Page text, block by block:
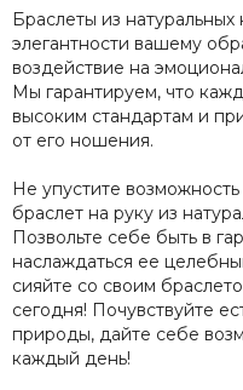
Браслеты из
элегантности вашему
воздействие на
Мы гарантируем, что
высоким стандартам и
от его ношения.
Не упустите
браслет на руку из
Позвольте себе быть в
наслаждаться ее
сияйте со своим
сегодня! Почувствуйте
природы, дайте себе
каждый день!